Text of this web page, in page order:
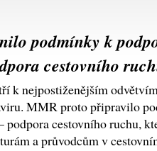
podmínky k
cestovního
k nejpostiženějším
MMR proto připravilo
podpora cestovního ruchu,
a průvodcům v